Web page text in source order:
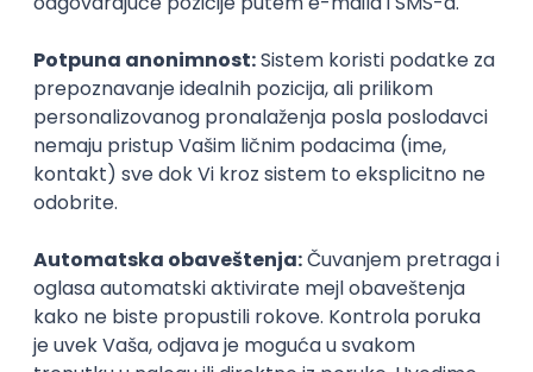
Najnoviji poslovi svakog dana u tvom
inboxu
Prijavi se
Okupljamo IT zajednicu, podižemo
transparentnost domaćeg IT tržišta rada i
efikasno spajamo kandidate i poslodavce.